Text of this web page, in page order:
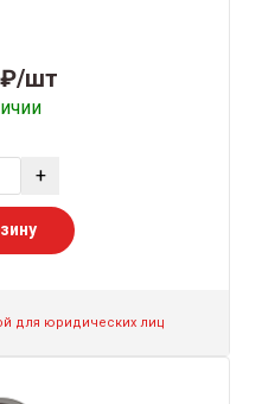
₽/шт
+
для юридических лиц